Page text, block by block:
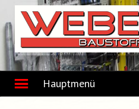
content
Hauptmenü